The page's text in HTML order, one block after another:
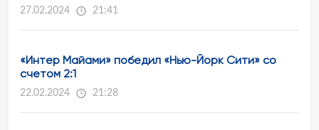
27.02.2024 21:41
«Интер Майами» победил «Нью-Йорк Сити» со
счетом 2:1
22.02.2024 21:28